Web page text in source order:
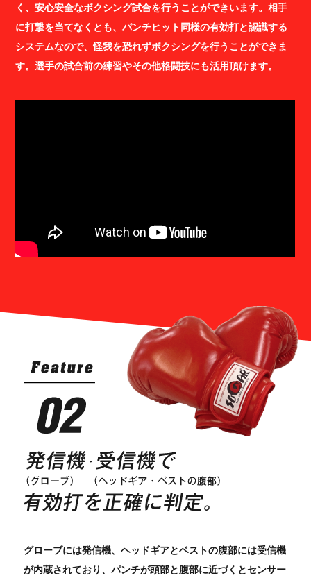
く、安心安全なボクシング試合を行うことができいます。相手
に打撃を当てなくとも、パンチヒット同様の有効打と認識する
システムなので、怪我を恐れずボクシングを行うことができま
す。選手の試合前の練習やその他格闘技にも活用頂けます。
グローブには発信機、ヘッドギアとベストの腹部には受信機
が内蔵されており、パンチが頭部と腹部に近づくとセンサー